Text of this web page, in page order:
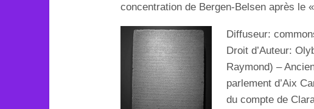
concentration de Bergen-Belsen après le
Diffuseur:
Droit d’Auteur:
Raymond) –
parlement d’Aix
du compte de